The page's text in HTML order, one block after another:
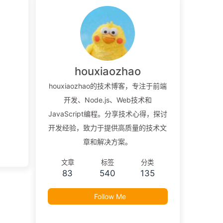
houxiaozhao
houxiaozhao的技术博客，专注于前端
开发、Node.js、Web技术和
JavaScript编程。分享技术心得，探讨
开发经验，致力于提供高质量的技术文
章和解决方案。
文章
83
标签
540
分类
135
Follow Me